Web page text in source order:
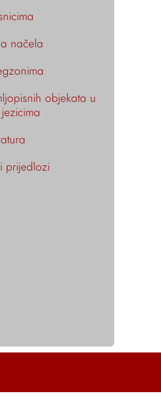
načela
objekata u
prijedlozi